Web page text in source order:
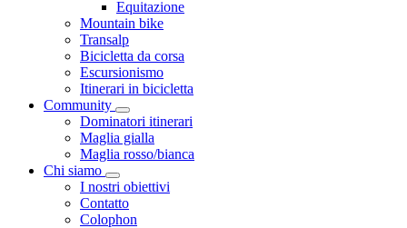
Equitazione
Mountain bike
Transalp
Bicicletta da corsa
Escursionismo
Itinerari in bicicletta
Community
Dominatori itinerari
Maglia gialla
Maglia rosso/bianca
Chi siamo
I nostri obiettivi
Contatto
Colophon